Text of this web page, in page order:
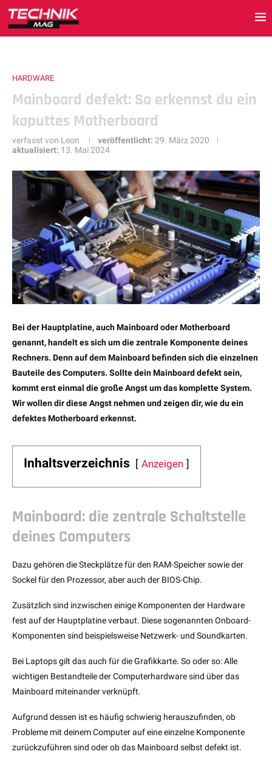
HARDWARE
Mainboard defekt: So erkennst du ein
kaputtes Motherboard
verfasst von Leon veröffentlicht: 29. März 2020
aktualisiert: 13. Mai 2024
Bei der Hauptplatine, auch Mainboard oder Motherboard
genannt, handelt es sich um die zentrale Komponente deines
Rechners. Denn auf dem Mainboard befinden sich die einzelnen
Bauteile des Computers. Sollte dein Mainboard defekt sein,
kommt erst einmal die große Angst um das komplette System.
Wir wollen dir diese Angst nehmen und zeigen dir, wie du ein
defektes Motherboard erkennst.
Inhaltsverzeichnis Anzeigen
Mainboard: die zentrale Schaltstelle
deines Computers
Dazu gehören die Steckplätze für den RAM-Speicher sowie der
Sockel für den Prozessor, aber auch der BIOS-Chip.
Zusätzlich sind inzwischen einige Komponenten der Hardware
fest auf der Hauptplatine verbaut. Diese sogenannten Onboard-
Komponenten sind beispielsweise Netzwerk- und Soundkarten.
Bei Laptops gilt das auch für die Grafikkarte. So oder so: Alle
wichtigen Bestandteile der Computerhardware sind über das
Mainboard miteinander verknüpft.
Aufgrund dessen ist es häufig schwierig herauszufinden, ob
Probleme mit deinem Computer auf eine einzelne Komponente
zurückzuführen sind oder ob das Mainboard selbst defekt ist.